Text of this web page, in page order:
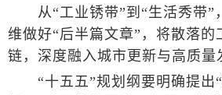
从“工业锈带”到“生活秀带”
维做好“后半篇文章”，将散落的
链，深度融入城市更新与高质量
“十五五”规划纲要明确提出“